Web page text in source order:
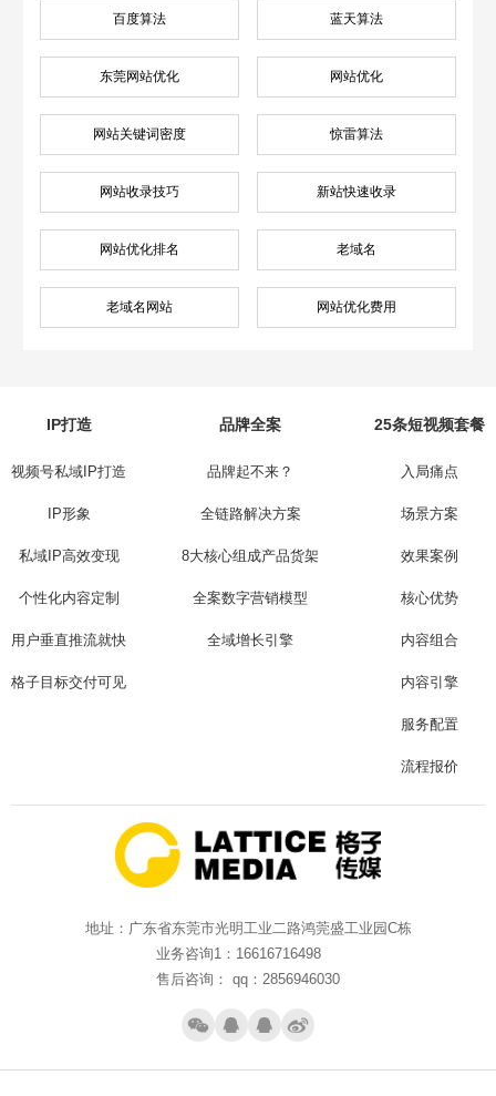
百度算法 蓝天算法
东莞网站优化 网站优化
网站关键词密度 惊雷算法
网站收录技巧 新站快速收录
网站优化排名 老域名
老域名网站 网站优化费用
IP打造
视频号私域IP打造
IP形象
私域IP高效变现
个性化内容定制
用户垂直推流就快
格子目标交付可见
品牌全案
品牌起不来？
全链路解决方案
8大核心组成产品货架
全案数字营销模型
全域增长引擎
25条短视频套餐
入局痛点
场景方案
效果案例
核心优势
内容组合
内容引擎
服务配置
流程报价
地址：广东省东莞市光明工业二路鸿莞盛工业园C栋
业务咨询1：16616716498
售后咨询： qq：2856946030